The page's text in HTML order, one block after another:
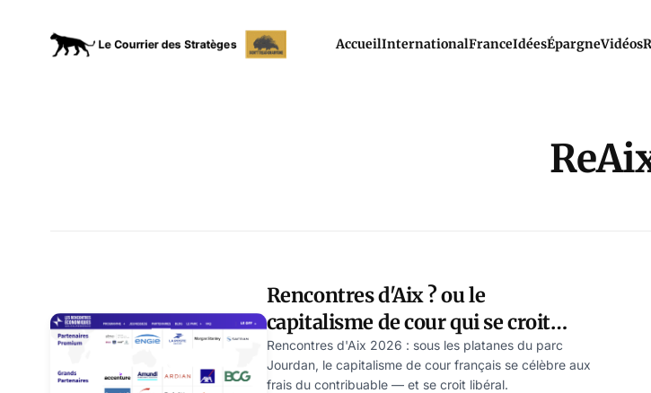
AccueilInternationalFranceIdéesÉpargneVidéos
Rencontres d'Aix ? ou le
capitalisme de cour qui se croit
libéral
Rencontres d'Aix 2026 : sous les platanes du parc
Jourdan, le capitalisme de cour français se célèbre aux
frais du contribuable — et se croit libéral.